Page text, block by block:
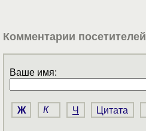
Комментарии посетителей
Ваше имя:
Ж К Ч Цитата